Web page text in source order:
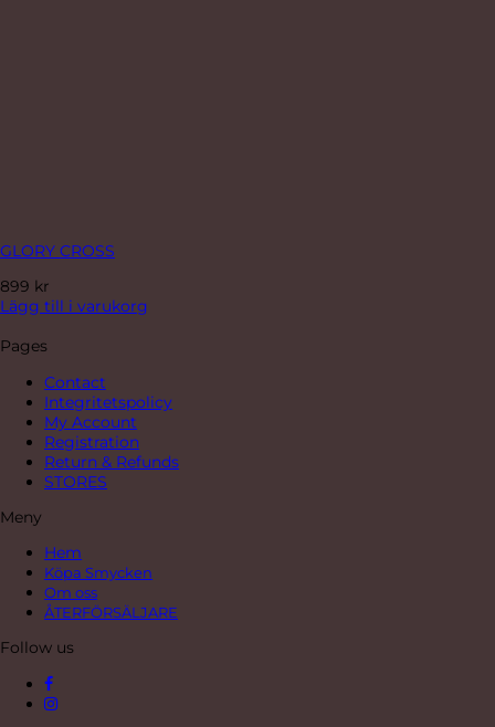
GLORY CROSS
899 kr
Lägg till i varukorg
Pages
Contact
Integritetspolicy
My Account
Registration
Return & Refunds
STORES
Meny
Hem
Köpa Smycken
Om oss
ÅTERFÖRSÄLJARE
Follow us